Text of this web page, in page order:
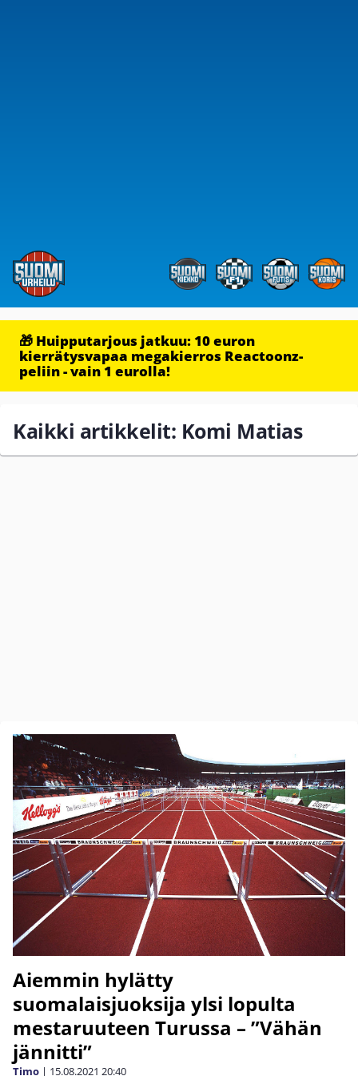
🎁 Huipputarjous jatkuu: 10 euron
kierrätysvapaa megakierros Reactoonz-
peliin - vain 1 eurolla!
Kaikki artikkelit: Komi Matias
Aiemmin hylätty
suomalaisjuoksija ylsi lopulta
mestaruuteen Turussa – ”Vähän
jännitti”
Timo | 15.08.2021 20:40